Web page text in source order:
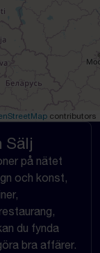
contributors
Sälj
på nätet
och konst,
du fynda
bra affärer.